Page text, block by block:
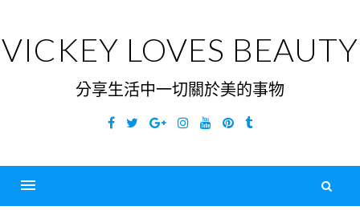
content
VICKEY LOVES BEAUTY
分享生活中一切關於美的事物
Facebook
TwitterGoogleInstagramYouTubePinterest
Tumblr